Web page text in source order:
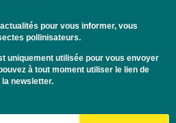
pour vous informer, vous
pollinisateurs.
uniquement utilisée pour vous envoyer
à tout moment utiliser le lien de
newsletter.